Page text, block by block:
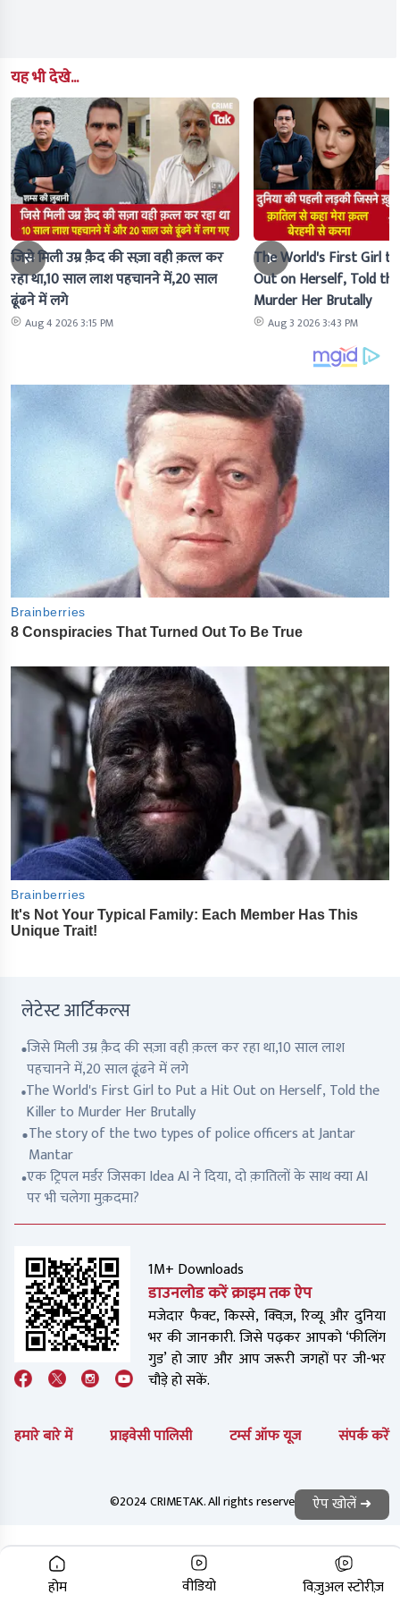
यह भी देखे...
जिसे मिली उम्र क़ैद की सज़ा वही क़त्ल कर
रहा था,10 साल लाश पहचानने में,20 साल
ढूंढने में लगे
Aug 4 2026 3:15 PM
The World's First Girl
Out on Herself, Told
Murder Her Brutally
Aug 3 2026 3:43 PM
लेटेस्ट आर्टिकल्स
जिसे मिली उम्र क़ैद की सज़ा वही क़त्ल कर रहा था,10 साल लाश
पहचानने में,20 साल ढूंढने में लगे
The World's First Girl to Put a Hit Out on Herself, Told the
Killer to Murder Her Brutally
The story of the two types of police officers at Jantar
Mantar
एक ट्रिपल मर्डर जिसका Idea AI ने दिया, दो क़ातिलों के साथ क्या AI
पर भी चलेगा मुक़दमा?
1M+ Downloads
डाउनलोड करें क्राइम तक ऐप
मजेदार फैक्ट, किस्से, क्विज़, रिव्यू और दुनिया
भर की जानकारी. जिसे पढ़कर आपको ‘फीलिंग
गुड’ हो जाए और आप जरूरी जगहों पर जी-भर
चौड़े हो सकें.
हमारे बारे में प्राइवेसी पालिसी टर्म्स ऑफ यूज संपर्क करें
©2024 CRIMETAK. All rights reserved.
होम वीडियो विज़ुअल स्टोरीज़
ऐप खोलें ➜